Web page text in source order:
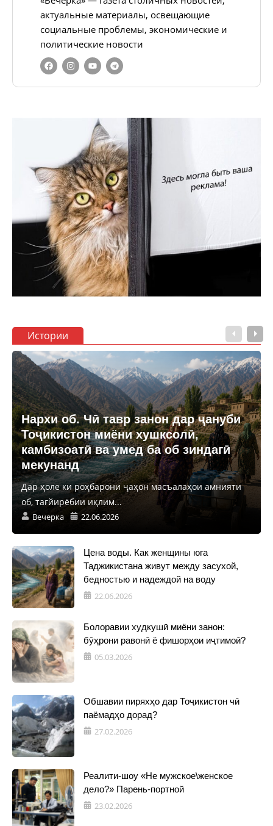
актуальные материалы, освещающие
социальные проблемы, экономические и
политические новости
Истории
Нархи об. Чӣ тавр занон дар ҷануби
Тоҷикистон миёни хушксолӣ,
камбизоатӣ ва умед ба об зиндагӣ
мекунанд
Дар ҳоле ки роҳбарони ҷаҳон масъалаҳои амнияти
об, тағйирёбии иқлим...
Вечерка 22.06.2026
Цена воды. Как женщины юга
Таджикистана живут между засухой,
бедностью и надеждой на воду
22.06.2026
Болоравии худкушӣ миёни занон:
бӯҳрони равонӣ ё фишорҳои иҷтимоӣ?
05.03.2026
Обшавии пиряхҳо дар Тоҷикистон чӣ
паёмадҳо дорад?
27.02.2026
Реалити-шоу «Не мужское\женское
дело?» Парень-портной
23.02.2026